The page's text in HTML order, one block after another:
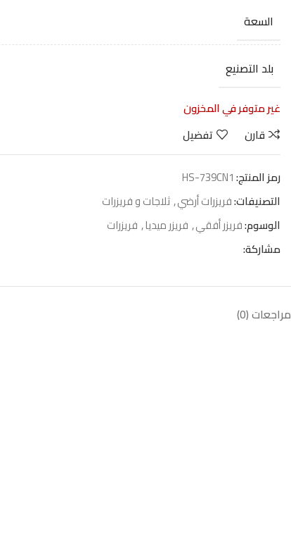
السعة
بلد التصنيع
غير متوفر في المخزون
قارن
تفضيل
رمز المنتج:HS-739CN1
التصنيفات:فريزرات أرضي,ثلاجات و فريزرات
الوسوم:فريزر أفقي, فريزر ميديا, فريزرات
مشاركة:
مراجعات (0)